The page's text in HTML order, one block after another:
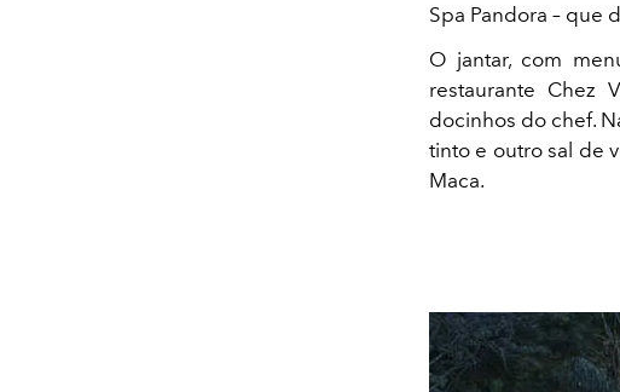
Spa Pandora – que
O jantar, com
restaurante Chez
docinhos do chef.
tinto e outro sal de
Maca.